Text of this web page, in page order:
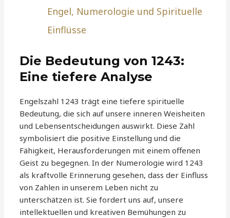
Engel, Numerologie und Spirituelle
Einflüsse
Die Bedeutung von 1243:
Eine tiefere Analyse
Engelszahl 1243 trägt eine tiefere spirituelle
Bedeutung, die sich auf unsere inneren Weisheiten
und Lebensentscheidungen auswirkt. Diese Zahl
symbolisiert die positive Einstellung und die
Fähigkeit, Herausforderungen mit einem offenen
Geist zu begegnen. In der Numerologie wird 1243
als kraftvolle Erinnerung gesehen, dass der Einfluss
von Zahlen in unserem Leben nicht zu
unterschätzen ist. Sie fordert uns auf, unsere
intellektuellen und kreativen Bemühungen zu